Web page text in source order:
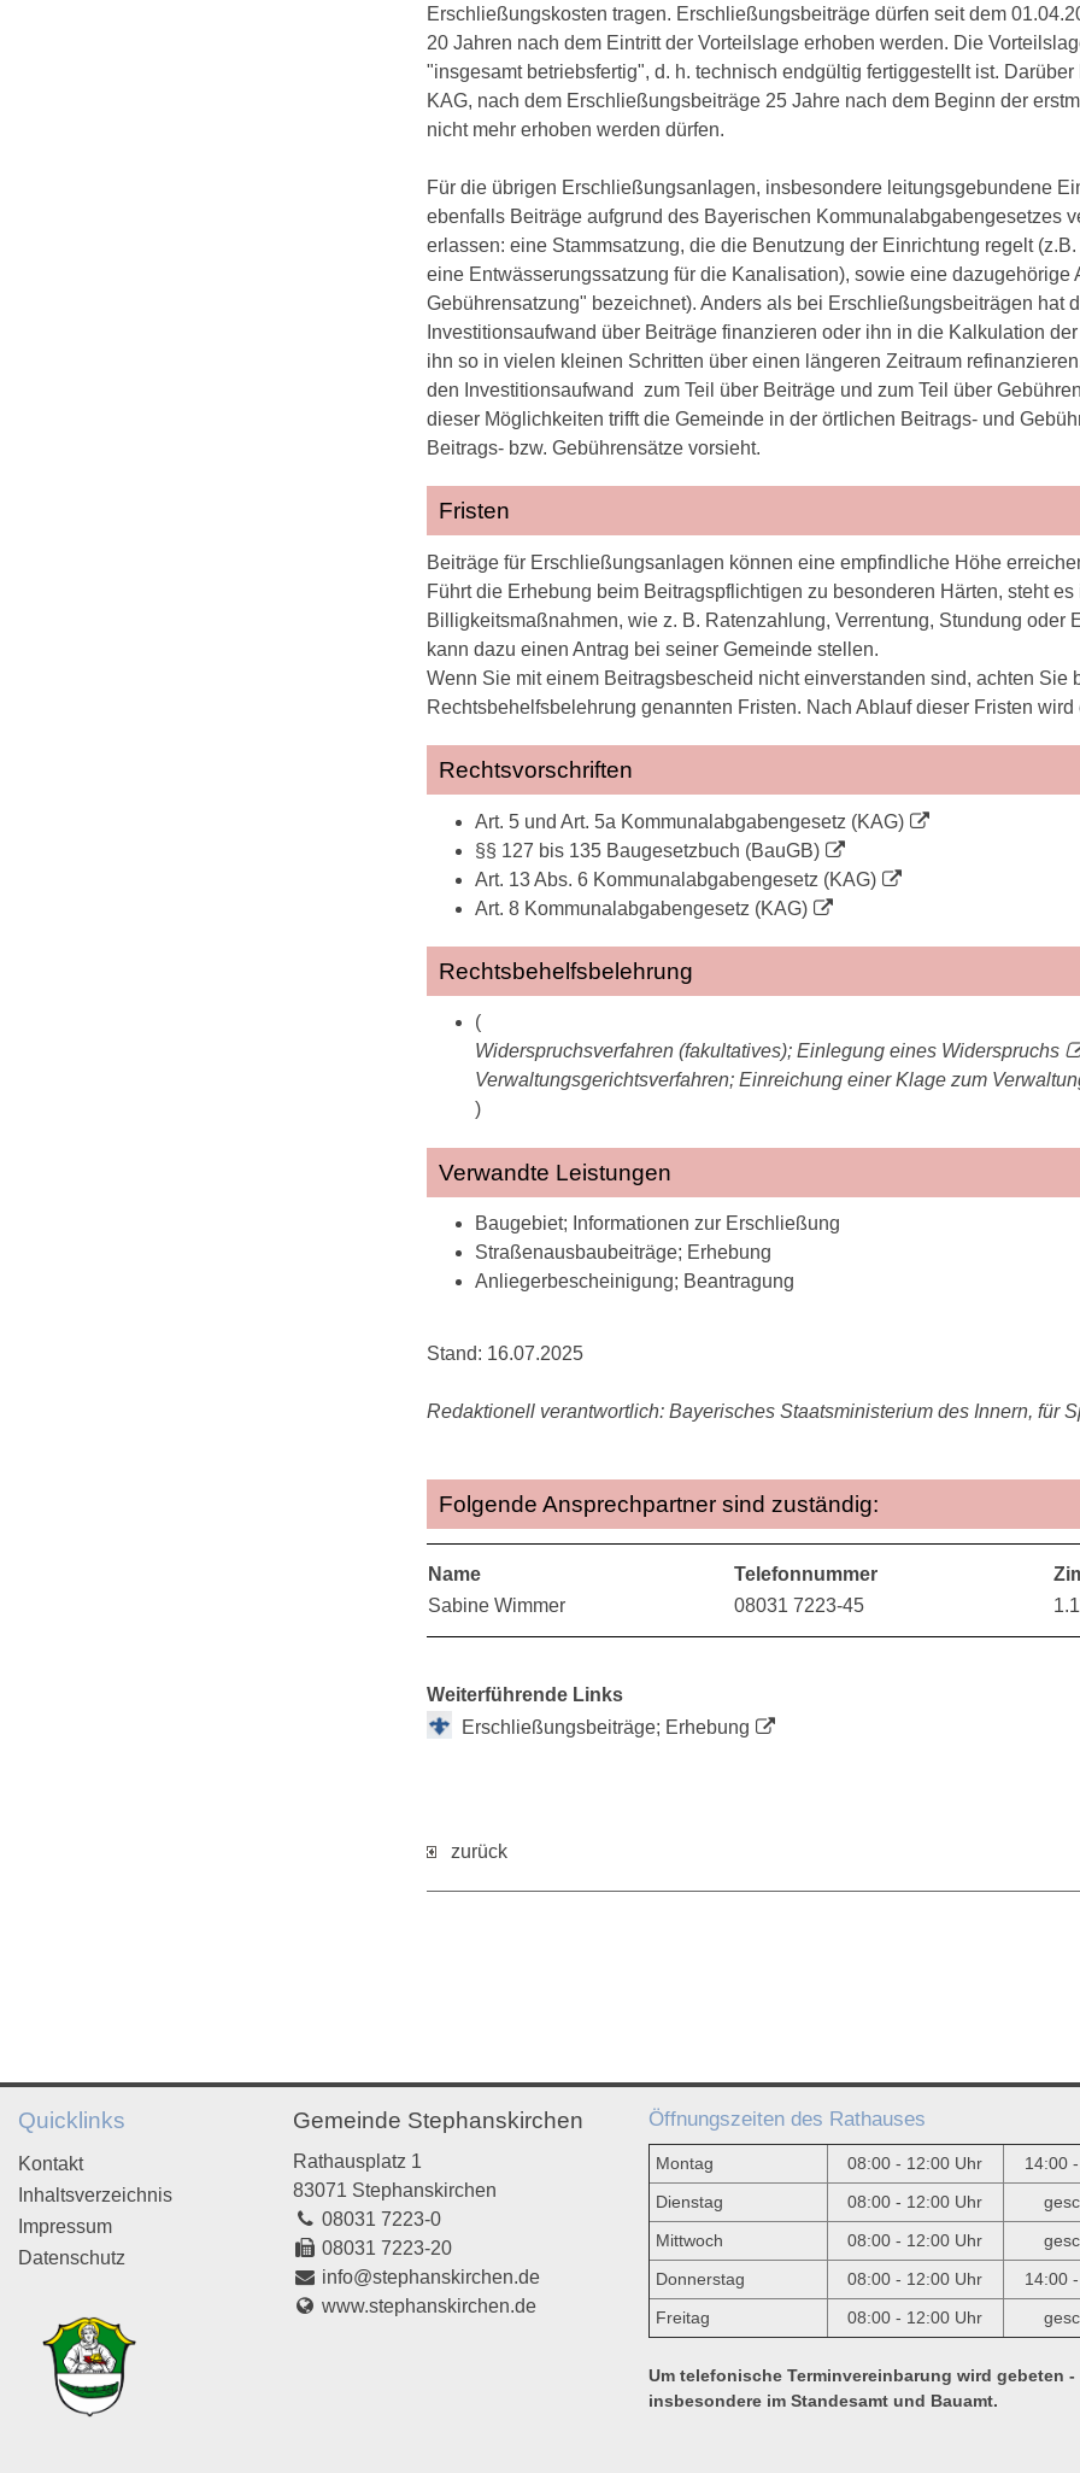
Erschließungskosten tragen. Erschließungsbeiträge dürfen seit dem
20 Jahren nach dem Eintritt der Vorteilslage erhoben werden. Die
"insgesamt betriebsfertig", d. h. technisch endgültig fertiggestellt ist.
KAG, nach dem Erschließungsbeiträge 25 Jahre nach dem Beginn der
nicht mehr erhoben werden dürfen.
Für die übrigen Erschließungsanlagen, insbesondere leitungsgebundene
ebenfalls Beiträge aufgrund des Bayerischen Kommunalabgabengesetzes
erlassen: eine Stammsatzung, die die Benutzung der Einrichtung regelt
eine Entwässerungssatzung für die Kanalisation), sowie eine dazugehörige
Gebührensatzung" bezeichnet). Anders als bei Erschließungsbeiträgen hat
Investitionsaufwand über Beiträge finanzieren oder ihn in die Kalkulation
ihn so in vielen kleinen Schritten über einen längeren Zeitraum
den Investitionsaufwand zum Teil über Beiträge und zum Teil über
dieser Möglichkeiten trifft die Gemeinde in der örtlichen Beitrags- und
Beitrags- bzw. Gebührensätze vorsieht.
Fristen
Beiträge für Erschließungsanlagen können eine empfindliche Höhe
Führt die Erhebung beim Beitragspflichtigen zu besonderen Härten, steht
Billigkeitsmaßnahmen, wie z. B. Ratenzahlung, Verrentung, Stundung
kann dazu einen Antrag bei seiner Gemeinde stellen.
Wenn Sie mit einem Beitragsbescheid nicht einverstanden sind, achten
Rechtsbehelfsbelehrung genannten Fristen. Nach Ablauf dieser Fristen
Rechtsvorschriften
Art. 5 und Art. 5a Kommunalabgabengesetz (KAG)
§§ 127 bis 135 Baugesetzbuch (BauGB)
Art. 13 Abs. 6 Kommunalabgabengesetz (KAG)
Art. 8 Kommunalabgabengesetz (KAG)
Rechtsbehelfsbelehrung
(
Widerspruchsverfahren (fakultatives); Einlegung eines Widerspruchs
Verwaltungsgerichtsverfahren; Einreichung einer Klage zum
)
Verwandte Leistungen
Baugebiet; Informationen zur Erschließung
Straßenausbaubeiträge; Erhebung
Anliegerbescheinigung; Beantragung
Stand: 16.07.2025
Redaktionell verantwortlich: Bayerisches Staatsministerium des Innern, für
Folgende Ansprechpartner sind zuständig:
Name Telefonnummer
Sabine Wimmer
08031 7223-45
Weiterführende Links
Erschließungsbeiträge; Erhebung
zurück
Quicklinks
Kontakt
Inhaltsverzeichnis
Impressum
Datenschutz
Gemeinde Stephanskirchen
Rathausplatz 1
83071 Stephanskirchen
08031 7223-0
08031 7223-20
info@stephanskirchen.de
www.stephanskirchen.de
Öffnungszeiten des Rathauses
Montag 08:00 - 12:00 Uhr
14:00
Dienstag
08:00 - 12:00 Uhr
Mittwoch
08:00 - 12:00 Uhr
Donnerstag
08:00 - 12:00 Uhr
14:00
Freitag
08:00 - 12:00 Uhr
Um telefonische Terminvereinbarung wird gebeten -
insbesondere im Standesamt und Bauamt.